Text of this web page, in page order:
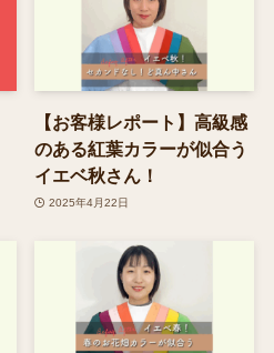
【お客様レポート】高級感
のある紅葉カラーが似合う
イエベ秋さん！
2025年4月22日